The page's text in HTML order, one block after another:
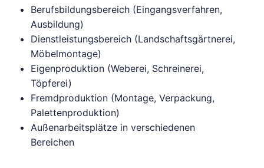
Berufsbildungsbereich (Eingangsverfahren,
Ausbildung)
Dienstleistungsbereich (Landschaftsgärtnerei,
Möbelmontage)
Eigenproduktion (Weberei, Schreinerei,
Töpferei)
Fremdproduktion (Montage, Verpackung,
Palettenproduktion)
Außenarbeitsplätze in verschiedenen
Bereichen